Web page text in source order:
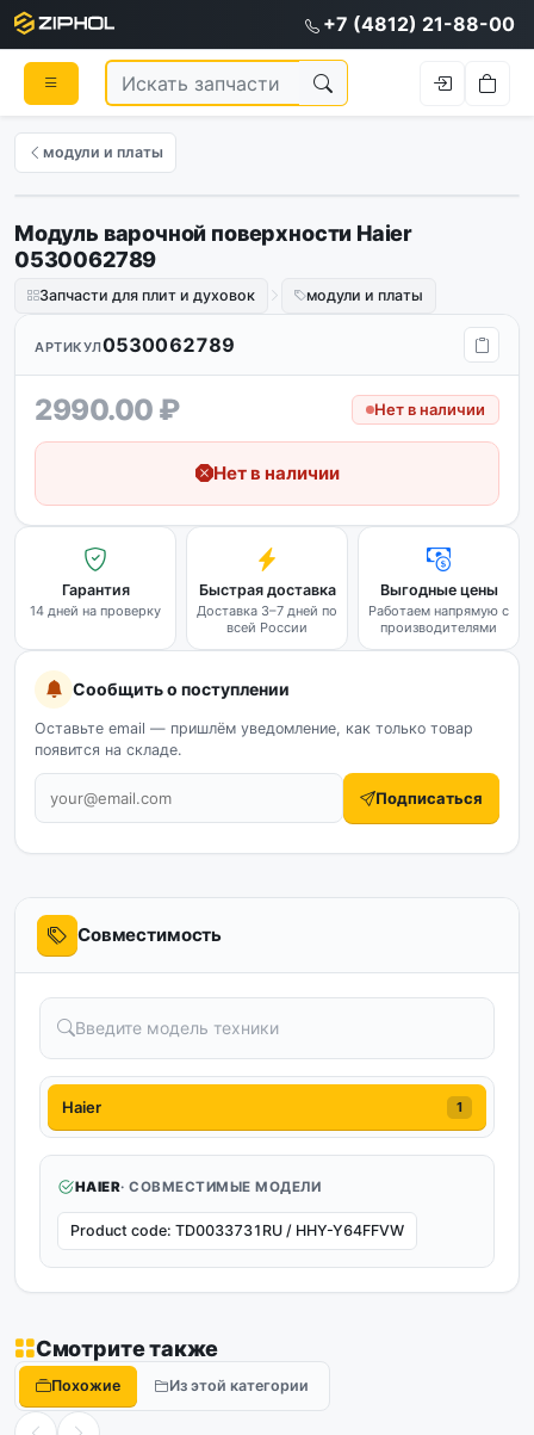
+7 (4812) 21-88-00
модули и платы
Оригинал
Модуль варочной поверхности Haier
0530062789
Запчасти для плит и духовок модули и платы
АРТИКУЛ0530062789
2990.00 ₽ Нет в наличии
Нет в наличии
Гарантия
14 дней на проверку
Быстрая доставка
Доставка 3–7 дней по
всей России
Выгодные цены
Работаем напрямую с
производителями
Сообщить о поступлении
Оставьте email — пришлём уведомление, как только товар
появится на складе.
Подписаться
Совместимость
Haier 1
HAIER· СОВМЕСТИМЫЕ МОДЕЛИ
Product code: TD0033731RU / HHY-Y64FFVW
Смотрите также
Похожие Из этой категории